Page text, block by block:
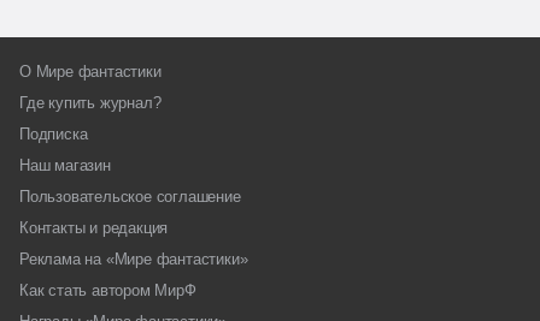
О Мире фантастики
Где купить журнал?
Подписка
Наш магазин
Пользовательское соглашение
Контакты и редакция
Реклама на «Мире фантастики»
Как стать автором МирФ